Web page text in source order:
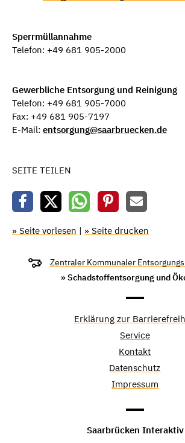
Sperrmüllannahme
Telefon: +49 681 905-2000
Gewerbliche Entsorgung und Reinigung
Telefon: +49 681 905-7000
Fax: +49 681 905-7197
E-Mail: entsorgung@saarbruecken.de
SEITE TEILEN
» Seite vorlesen | » Seite drucken
Zentraler Kommunaler
» Schadstoffentsorgung und
Erklärung zur
Service
Kontakt
Datenschutz
Impressum
Saarbrücken Interaktiv